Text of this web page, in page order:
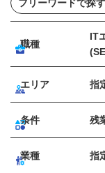
職種
IT
エリア 指
条件 残
業種 指